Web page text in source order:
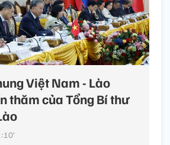
Việt Nam - Lào
thăm của Tổng Bí thư